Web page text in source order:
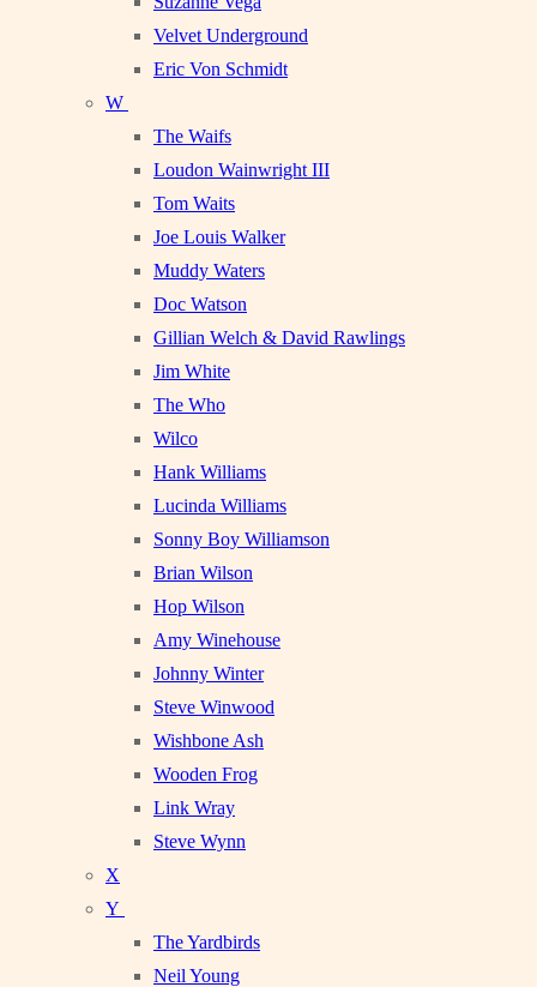
Velvet Underground
Eric Von Schmidt
W
The Waifs
Loudon Wainwright III
Tom Waits
Joe Louis Walker
Muddy Waters
Doc Watson
Gillian Welch & David Rawlings
Jim White
The Who
Wilco
Hank Williams
Lucinda Williams
Sonny Boy Williamson
Brian Wilson
Hop Wilson
Amy Winehouse
Johnny Winter
Steve Winwood
Wishbone Ash
Wooden Frog
Link Wray
Steve Wynn
X
Y
The Yardbirds
Neil Young